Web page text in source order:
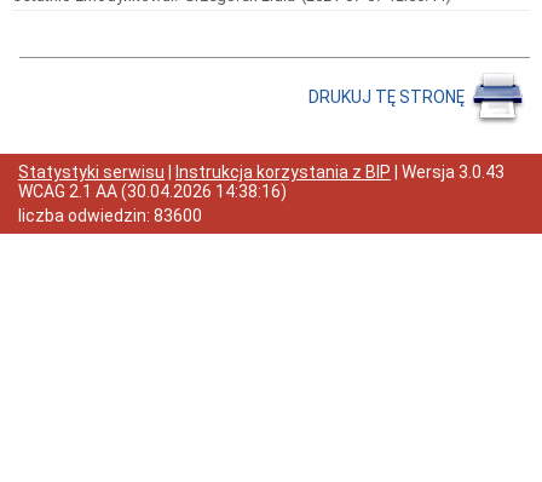
szkoły
Kontakt,
adres,
e-
mail,
NIP,
DRUKUJ TĘ STRONĘ
Statystyki serwisu Instrukcja korzystania z BIP | Wersja 3.0.43
WCAG 2.1 AA(30.04.2026 14:38:16)
liczba odwiedzin: 83600